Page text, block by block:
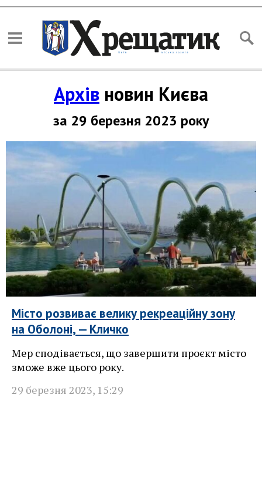
Архів новин Києва
за 29 березня 2023 року
Місто розвиває велику рекреаційну зону
на Оболоні, — Кличко
Мер сподівається, що завершити проєкт місто
зможе вже цього року.
29 березня 2023, 15:29